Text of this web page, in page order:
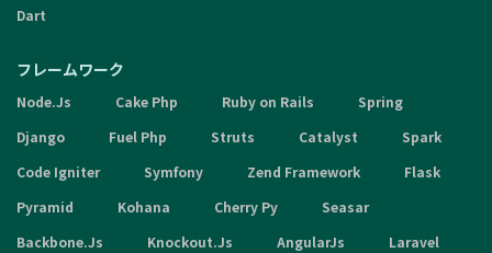
Dart
フレームワーク
Node.Js Cake Php Ruby on Rails
Spring
Django
Fuel Php Struts Catalyst
Spark
Code Igniter
Symfony Zend Framework
Flask
Pyramid
Kohana Cherry Py
Seasar
Backbone.Js
Knockout.Js AngularJs
Laravel